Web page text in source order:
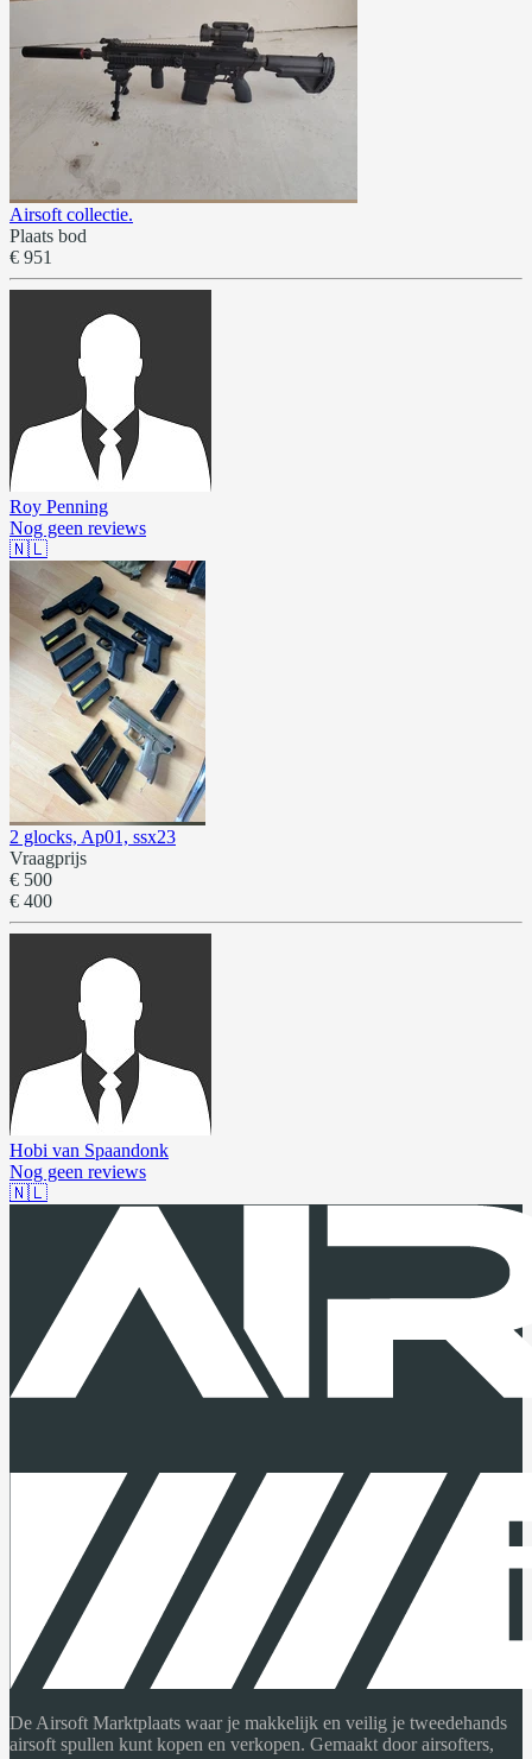
Airsoft collectie.
Plaats bod
€ 951
Roy Penning
Nog geen reviews
🇳🇱
2 glocks, Ap01, ssx23
Vraagprijs
€ 500
€ 400
Hobi van Spaandonk
Nog geen reviews
🇳🇱
De Airsoft Marktplaats waar je makkelijk en veilig je tweedehands
airsoft spullen kunt kopen en verkopen. Gemaakt door airsofters,